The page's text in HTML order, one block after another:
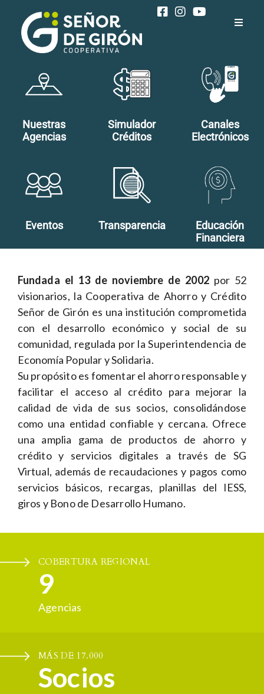
Nosotros
Productos y Servicios
Descubre Más
Nuestras
Agencias
Simulador
Créditos
Canales
Electrónicos
Eventos Transparencia
Educación
Financiera
Fundada el 13 de noviembre de 2002 por 52
visionarios, la Cooperativa de Ahorro y Crédito
Señor de Girón es una institución comprometida
con el desarrollo económico y social de su
comunidad, regulada por la Superintendencia de
Economía Popular y Solidaria.
Su propósito es fomentar el ahorro responsable y
facilitar el acceso al crédito para mejorar la
calidad de vida de sus socios, consolidándose
como una entidad confiable y cercana. Ofrece
una amplia gama de productos de ahorro y
crédito y servicios digitales a través de SG
Virtual, además de recaudaciones y pagos como
servicios básicos, recargas, planillas del IESS,
giros y Bono de Desarrollo Humano.
COBERTURA REGIONAL
9
Agencias
MÁS DE 17.000
Socios